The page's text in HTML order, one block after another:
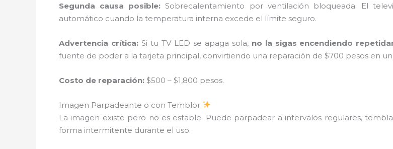
Segunda causa posible: Sobrecalentamiento por ventilación bloqueada. El
automático cuando la temperatura interna excede el límite seguro.
Advertencia crítica:Si tu TV LED se apaga sola, no la sigas encendiendo
fuente de poder a la tarjeta principal, convirtiendo una reparación de $700 pesos en
Costo de reparación: $500 – $1,800 pesos.
Imagen Parpadeante o con Temblor
La imagen existe pero no es estable. Puede parpadear a intervalos regulares,
forma intermitente durante el uso.